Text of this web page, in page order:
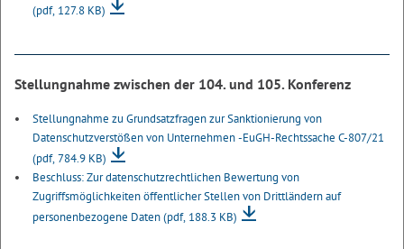
(pdf, 127.8 KB)
Stellungnahme zwischen der 104. und 105. Konferenz
Stellungnahme zu Grundsatzfragen zur Sanktionierung von
Datenschutzverstößen von Unternehmen -EuGH-Rechtssache C-807/21
(pdf, 784.9 KB)
Beschluss: Zur datenschutzrechtlichen Bewertung von
Zugriffsmöglichkeiten öffentlicher Stellen von Drittländern auf
personenbezogene Daten(pdf, 188.3 KB)